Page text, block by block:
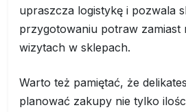
upraszcza logistykę i pozwala
przygotowaniu potraw
wizytach w sklepach.
Warto też pamiętać, że
planować zakupy nie tylko